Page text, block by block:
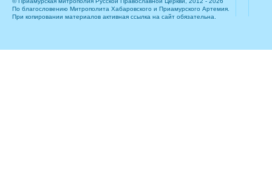
По благословению Митрополита Хабаровского и Приамурского Артемия.
При копировании материалов активная ссылка на сайт обязательна.